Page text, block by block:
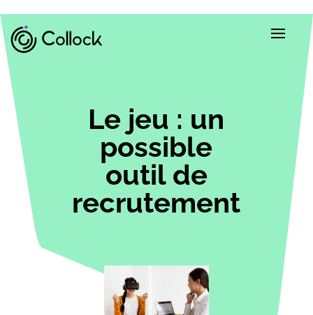
Le jeu : un
possible
outil de
recrutement